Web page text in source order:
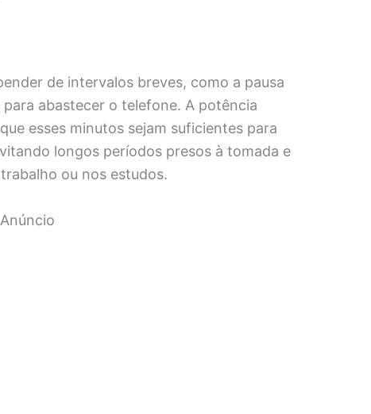
de intervalos breves, como a pausa
abastecer o telefone. A potência
esses minutos sejam suficientes para
longos períodos presos à tomada e
ou nos estudos.
Anúncio